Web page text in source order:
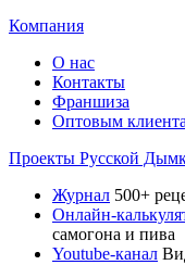
Компания
О нас
Контакты
Франшиза
Оптовым
Проекты Русской
Журнал 500+
Онлайн-
самогона и пива
Youtube-канал